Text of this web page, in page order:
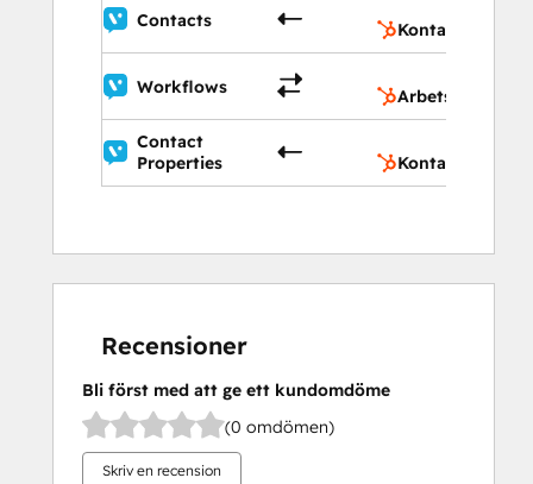
Contacts
Kontakter
Workflows
Arbetsflöden
Contact
Properties
Recensioner
Bli först med att ge ett kundomdöme
(0 omdömen)
Skriv en recension